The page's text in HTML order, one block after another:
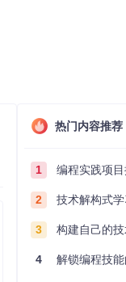
热门内容推荐
1 编程实践项目探索
2 技术解构式学习：
3 构建自己的技术世界
4 解锁编程技能的实